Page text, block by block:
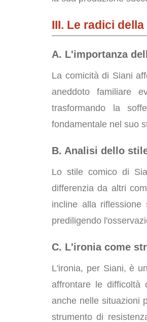
III. Le radici
A. L'importanza
La comicità di Siani
aneddoto familiare
trasformando la
fondamentale nel suo
B. Analisi dello
Lo stile comico di
differenzia da altri
incline alla
prediligendo
C. L'ironia come
L'ironia, per Siani, è
affrontare le difficoltà
anche nelle situazioni
strumento di